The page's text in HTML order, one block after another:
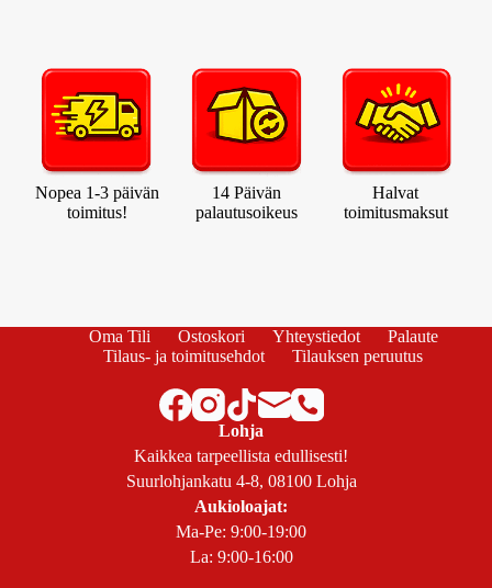
Nopea 1-3 päivän
toimitus!
14 Päivän
palautusoikeus
Halvat
toimitusmaksut
Oma Tili Ostoskori Yhteystiedot
Palaute
Tilaus- ja toimitusehdot
Tilauksen peruutus
Lohja
Kaikkea tarpeellista edullisesti!
Suurlohjankatu 4-8, 08100 Lohja
Aukioloajat:
Ma-Pe: 9:00-19:00
La: 9:00-16:00